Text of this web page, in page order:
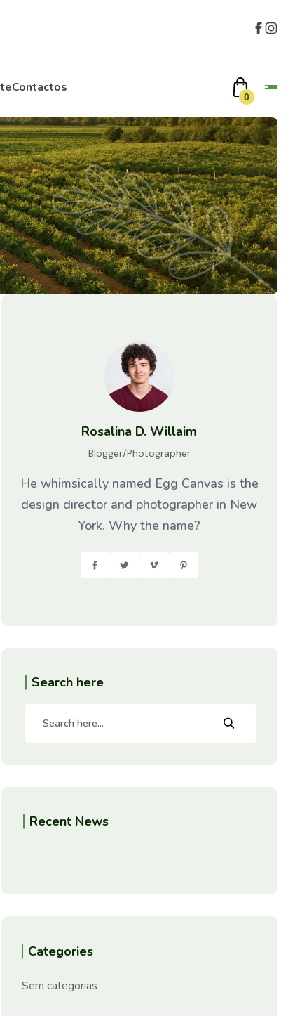
Contactos
0
Rosalina D. Willaim
Blogger/Photographer
He whimsically named Egg Canvas is the
design director and photographer in New
York. Why the name?
Search here
Recent News
Categories
Sem categorias